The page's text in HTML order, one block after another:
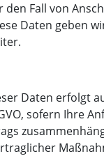
den Fall von
Daten geben
Daten erfolgt
sofern Ihre